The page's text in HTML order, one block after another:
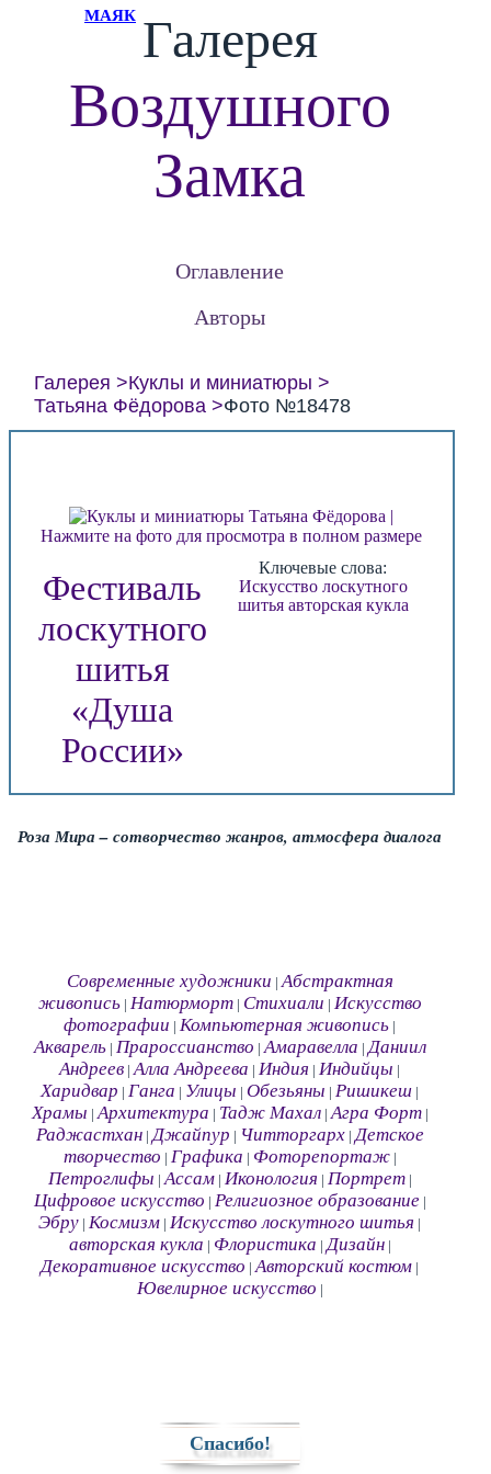
МАЯК Галерея
Воздушного
Замка
Оглавление
Авторы
Галерея
Куклы и миниатюры
Татьяна Фёдорова
Фото №18478
Нажмите на фото для просмотра в полном размере
Фестиваль
лоскутного
шитья
«Душа
России»
Ключевые слова:
Искусство лоскутного
шитья авторская кукла
Роза Мира – сотворчество жанров, атмосфера диалога
Современные художники |Абстрактная
живопись| Натюрморт| Стихиали Искусство
фотографии |Компьютерная живопись
Акварель| Прароссианство |Амаравелла |Даниил
Андреев |Алла Андреева |Индия |Индийцы
Харидвар |Ганга Улицы |Обезьяны |Ришикеш
Храмы |Архитектура Тадж Махал|Агра Форт|
Раджастхан|Джайпур Читторгарх|Детское
творчество Графика Фоторепортаж|
Петроглифы |Ассам| Иконология Портрет|
Цифровое искусство Религиозное образование|
Эбру |Космизм |Искусство лоскутного шитья
авторская кукла Флористика |Дизайн|
Декоративное искусство |Авторский костюм
Ювелирное искусство
Спасибо!